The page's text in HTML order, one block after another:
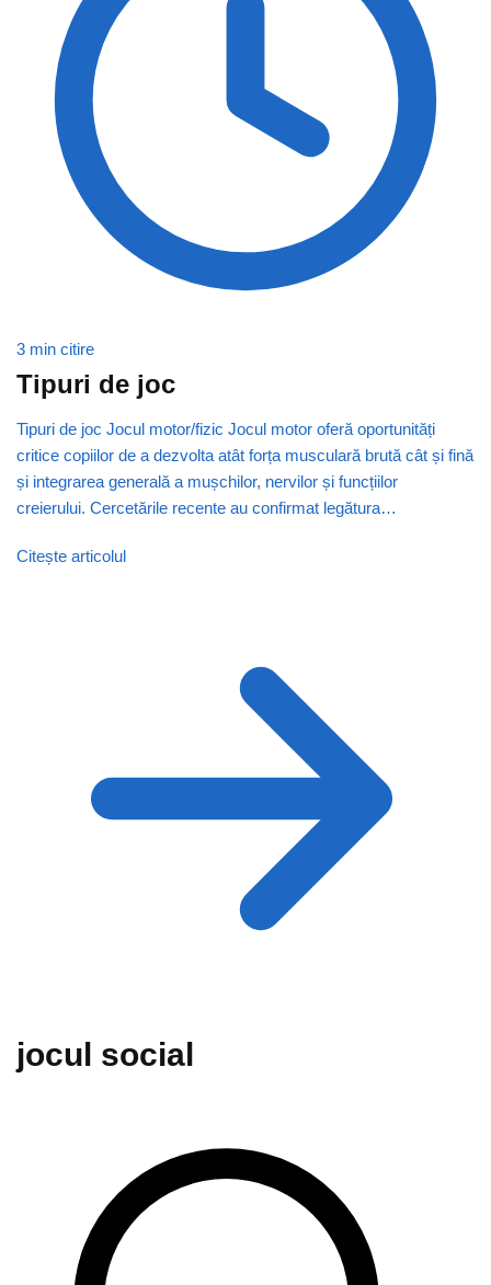
3 min citire
Tipuri de joc
Tipuri de joc Jocul motor/fizic Jocul motor oferă oportunități
critice copiilor de a dezvolta atât forța musculară brută cât și fină
și integrarea generală a mușchilor, nervilor și funcțiilor
creierului. Cercetările recente au confirmat legătura…
Citește articolul
jocul social